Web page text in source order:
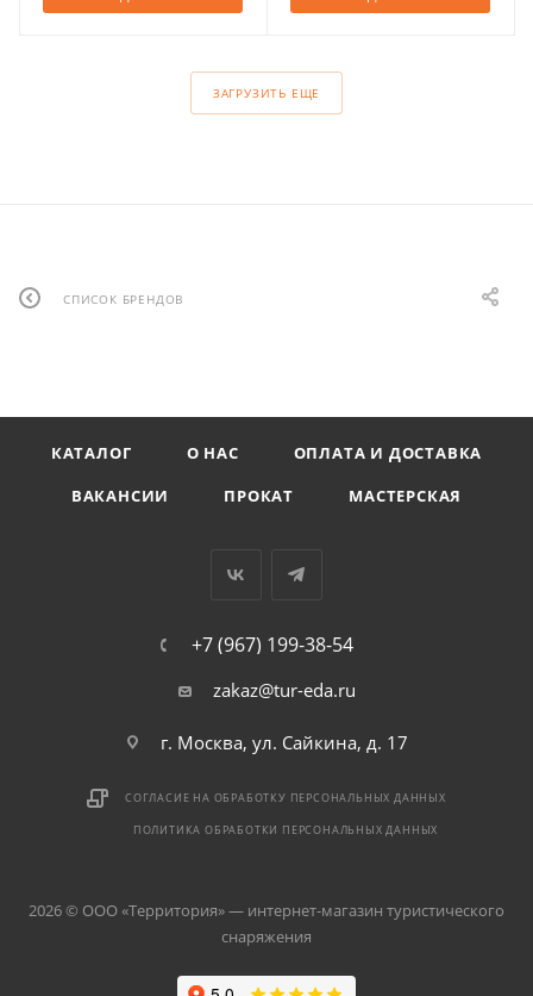
ЗАГРУЗИТЬ ЕЩЕ
СПИСОК БРЕНДОВ
КАТАЛОГ О НАС
ОПЛАТА И ДОСТАВКА
ВАКАНСИИ
ПРОКАТ МАСТЕРСКАЯ
+7 (967) 199-38-54
zakaz@tur-eda.ru
г. Москва, ул. Сайкина, д. 17
СОГЛАСИЕ НА ОБРАБОТКУ ПЕРСОНАЛЬНЫХ ДАННЫХ
ПОЛИТИКА ОБРАБОТКИ ПЕРСОНАЛЬНЫХ ДАННЫХ
2026 © ООО «Территория» — интернет-магазин туристического
снаряжения